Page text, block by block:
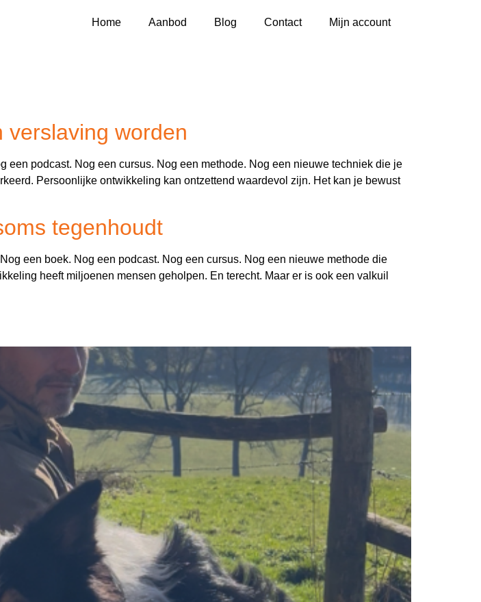
Home Aanbod Blog Contact Mijn account
verslaving worden
podcast. Nog een cursus. Nog een methode. Nog een nieuwe techniek die je
Persoonlijke ontwikkeling kan ontzettend waardevol zijn. Het kan je bewust
tegenhoudt
een boek. Nog een podcast. Nog een cursus. Nog een nieuwe methode die
heeft miljoenen mensen geholpen. En terecht. Maar er is ook een valkuil